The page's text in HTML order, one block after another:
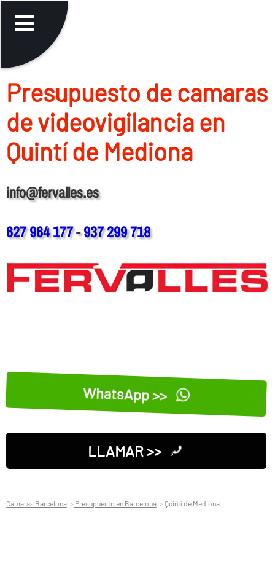
Presupuesto de camaras
de videovigilancia en
Quintí de Mediona
info@fervalles.es
627 964 177-937 299 718
WhatsApp >>
LLAMAR >>
Camaras Barcelona Presupuesto en Barcelona Quintí de Mediona